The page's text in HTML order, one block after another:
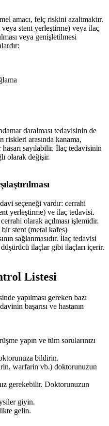
amacı, felç riskini azaltmaktır.
stent yerleştirme) veya ilaç
veya genişletilmesi
daralması tedavisinin de
riskleri arasında kanama,
sayılabilir. İlaç tedavisinin
olarak değişir.
seçeneği vardır: cerrahi
yerleştirme) ve ilaç tedavisi.
olarak açılması işlemidir.
bir stent (metal kafes)
sağlanmasıdır. İlaç tedavisi
ilaçlar gibi ilaçları içerir.
Listesi
yapılması gereken bazı
başarısı ve hastanın
yapın ve tüm sorularınızı
bildirin.
warfarin vb.) doktorunuzun
gerekebilir. Doktorunuzun
giyin.
gelin.